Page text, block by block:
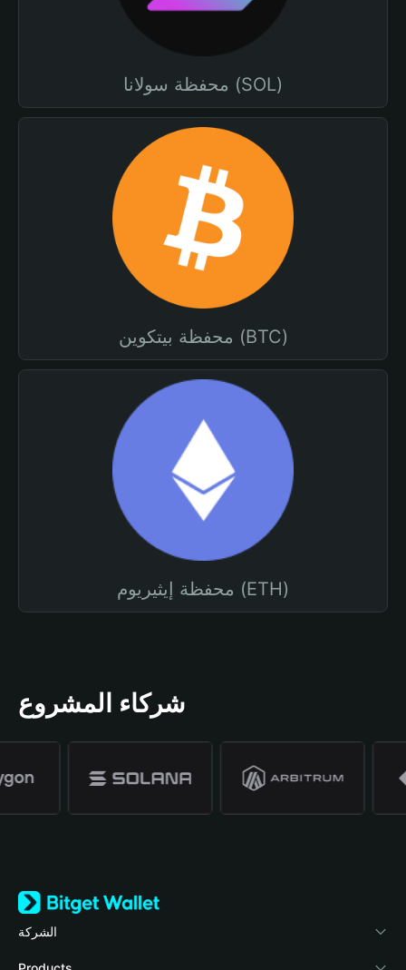
محفظة سولانا (SOL)
محفظة بيتكوين (BTC)
محفظة إيثيريوم (ETH)
شركاء المشروع
الشركة